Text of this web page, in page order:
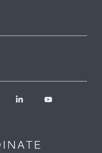
InstagramLinkedin